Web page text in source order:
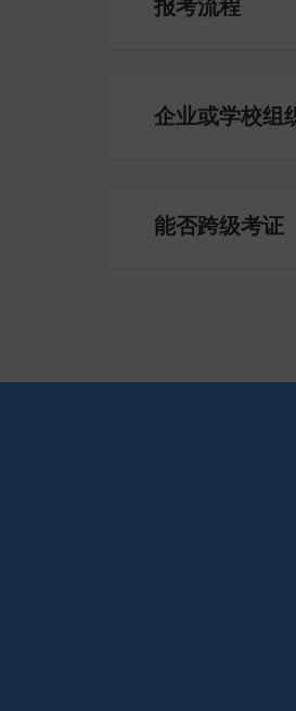
报考流程
企业或学校组
能否跨级考证